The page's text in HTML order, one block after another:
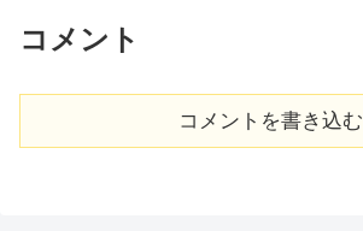
コメント
コメントを書き込む